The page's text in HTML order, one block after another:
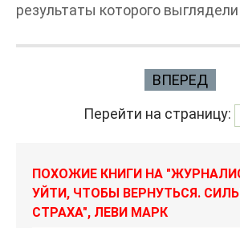
результаты которого
ВПЕРЕД
Перейти на страницу:
ПОХОЖИЕ КНИГИ НА
УЙТИ, ЧТОБЫ ВЕРНУТЬСЯ.
СТРАХА", ЛЕВИ МАРК